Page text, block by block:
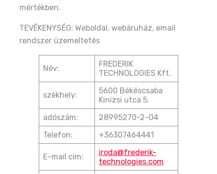
mértékben.
TEVÉKENYSÉG: Weboldal, webáruház, email
rendszer üzemeltetés
Név:
FREDERIK
TECHNOLOGIES Kft.
székhely:
5600 Békéscsaba
Kinizsi utca 5.
adószám:
28995270-2-04
Telefon:
+36307464441
E-mail cím:
iroda@frederik-
technologies.com